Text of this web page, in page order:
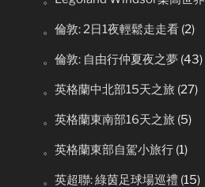
。倫敦: 2日1夜輕鬆走走看 (2)
。倫敦: 自由行仲夏夜之夢 (43)
。英格蘭中北部15天之旅 (27)
。英格蘭東南部16天之旅 (5)
。英格蘭東部自駕小旅行 (1)
。英超聯: 綠茵足球場巡禮 (15)